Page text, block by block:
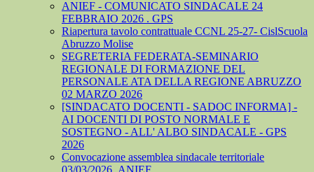
ANIEF - COMUNICATO SINDACALE 24
FEBBRAIO 2026 . GPS
Riapertura tavolo contrattuale CCNL 25-27- CislScuola
Abruzzo Molise
SEGRETERIA FEDERATA-SEMINARIO
REGIONALE DI FORMAZIONE DEL
PERSONALE ATA DELLA REGIONE ABRUZZO
02 MARZO 2026
[SINDACATO DOCENTI - SADOC INFORMA] -
AI DOCENTI DI POSTO NORMALE E
SOSTEGNO - ALL' ALBO SINDACALE - GPS
2026
Convocazione assemblea sindacale territoriale